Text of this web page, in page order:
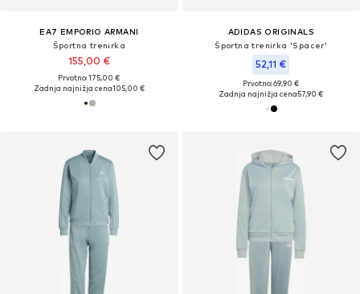
EA7 EMPORIO ARMANI
Športna trenirka
155,00 €
Prvotno: 175,00 €
Zadnja najnižja cena105,00 €
ADIDAS ORIGINALS
Športna trenirka 'Spacer'
52,11 €
Prvotno: 69,90 €
Zadnja najnižja cena57,90 €